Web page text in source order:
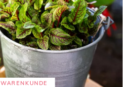
WARENKUNDE